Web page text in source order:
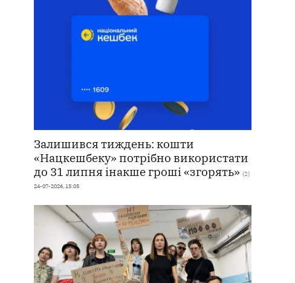
Залишився тиждень: кошти
«Нацкешбеку» потрібно використати
до 31 липня інакше гроші «згорять» (2)
24-07-2026, 15:05